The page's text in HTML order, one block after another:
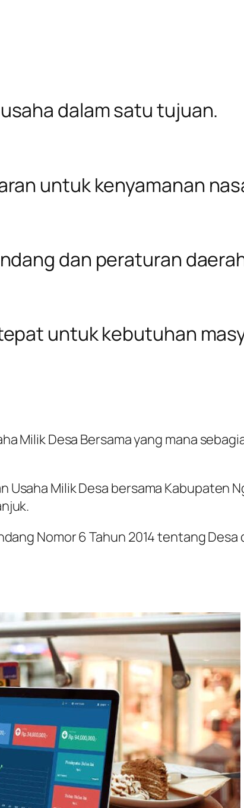
dalam satu tujuan.
untuk kenyamanan
dan peraturan
untuk kebutuhan
Milik Desa Bersama yang mana
Usaha Milik Desa bersama Kabupaten
Nomor 6 Tahun 2014 tentang